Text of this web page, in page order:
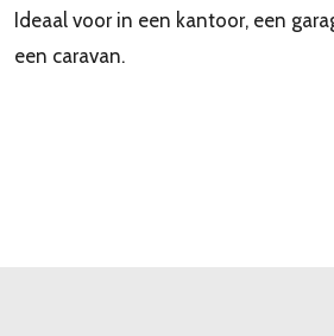
Ideaal voor in een kantoor, een
een caravan.